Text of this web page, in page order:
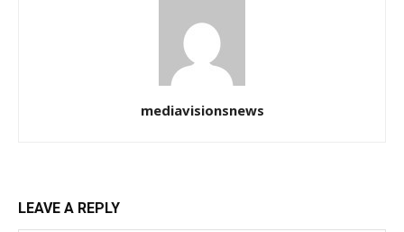
mediavisionsnews
LEAVE A REPLY